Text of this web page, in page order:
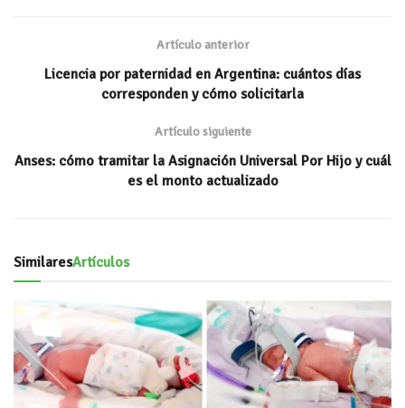
p
ar
ti
r
Artículo anterior
Licencia por paternidad en Argentina: cuántos días
corresponden y cómo solicitarla
Artículo siguiente
Anses: cómo tramitar la Asignación Universal Por Hijo y cuál
es el monto actualizado
SimilaresArtículos